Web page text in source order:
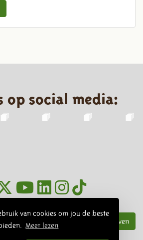
van cookies om jou de beste
Meer lezen
op social media:
Inschrijven